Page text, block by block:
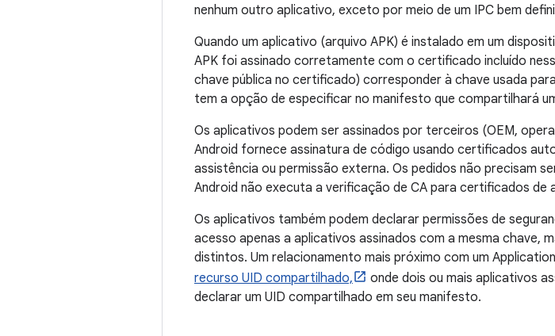
nenhum outro aplicativo, exceto por meio de um IPC bem
Quando um aplicativo (arquivo APK) é instalado em um
APK foi assinado corretamente com o certificado incluído
chave pública no certificado) corresponder à chave usada
tem a opção de especificar no manifesto que compartilhará
Os aplicativos podem ser assinados por terceiros (OEM,
Android fornece assinatura de código usando certificados
assistência ou permissão externa. Os pedidos não precisam
Android não executa a verificação de CA para certificados de
Os aplicativos também podem declarar permissões de
acesso apenas a aplicativos assinados com a mesma chave,
distintos. Um relacionamento mais próximo com um
recurso UID compartilhado,
onde dois ou mais aplicativos
declarar um UID compartilhado em seu manifesto.